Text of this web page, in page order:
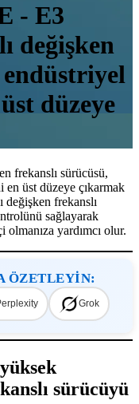
- E3
değişken
düzeye
frekanslı sürücüsü,
üst düzeye çıkarmak
frekanslı
sağlayarak
yardımcı olur.
ÖZETLEYİN:
Grok
sürücüyü